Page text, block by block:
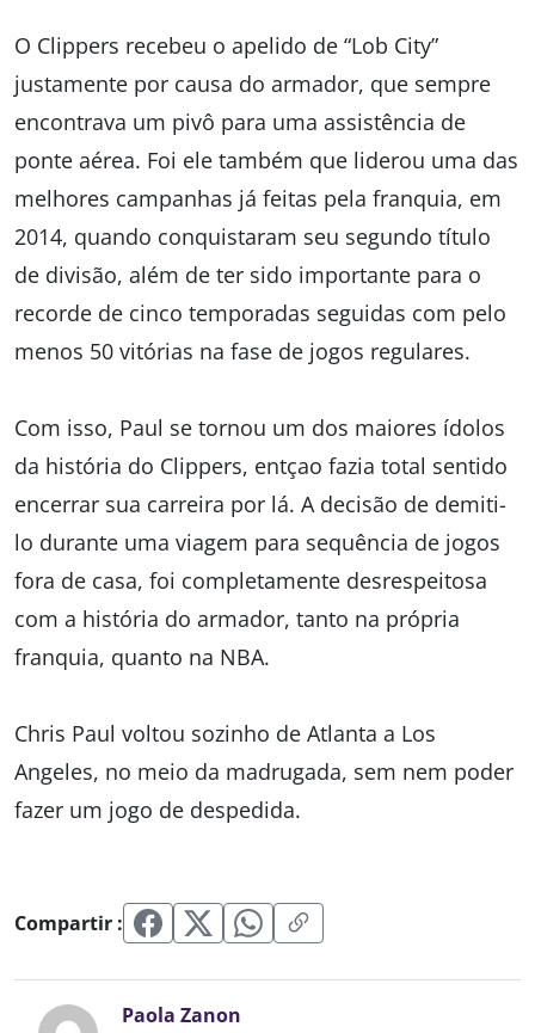
O Clippers recebeu o apelido de “Lob City”
justamente por causa do armador, que sempre
encontrava um pivô para uma assistência de
ponte aérea. Foi ele também que liderou uma das
melhores campanhas já feitas pela franquia, em
2014, quando conquistaram seu segundo título
de divisão, além de ter sido importante para o
recorde de cinco temporadas seguidas com pelo
menos 50 vitórias na fase de jogos regulares.
Com isso, Paul se tornou um dos maiores ídolos
da história do Clippers, entçao fazia total sentido
encerrar sua carreira por lá. A decisão de demiti-
lo durante uma viagem para sequência de jogos
fora de casa, foi completamente desrespeitosa
com a história do armador, tanto na própria
franquia, quanto na NBA.
Chris Paul voltou sozinho de Atlanta a Los
Angeles, no meio da madrugada, sem nem poder
fazer um jogo de despedida.
Compartir :
Paola Zanon